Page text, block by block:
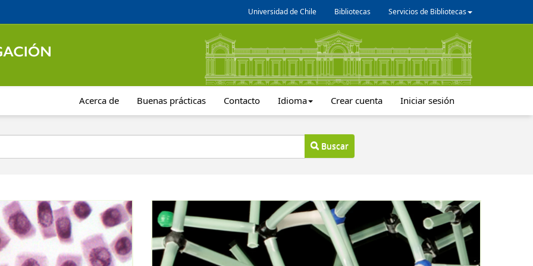
Universidad de Chile Bibliotecas Servicios de Bibliotecas
Acerca de Buenas prácticas Contacto Idioma Crear cuenta Iniciar sesión
Buscar